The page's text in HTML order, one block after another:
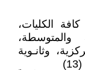
الكليات،
والمتوسطة،
وثانـوية